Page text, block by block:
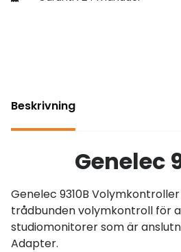
Beskrivning
Genelec
Genelec 9310B
trådbunden volymkontroll för
studiomonitorer som är
Adapter.